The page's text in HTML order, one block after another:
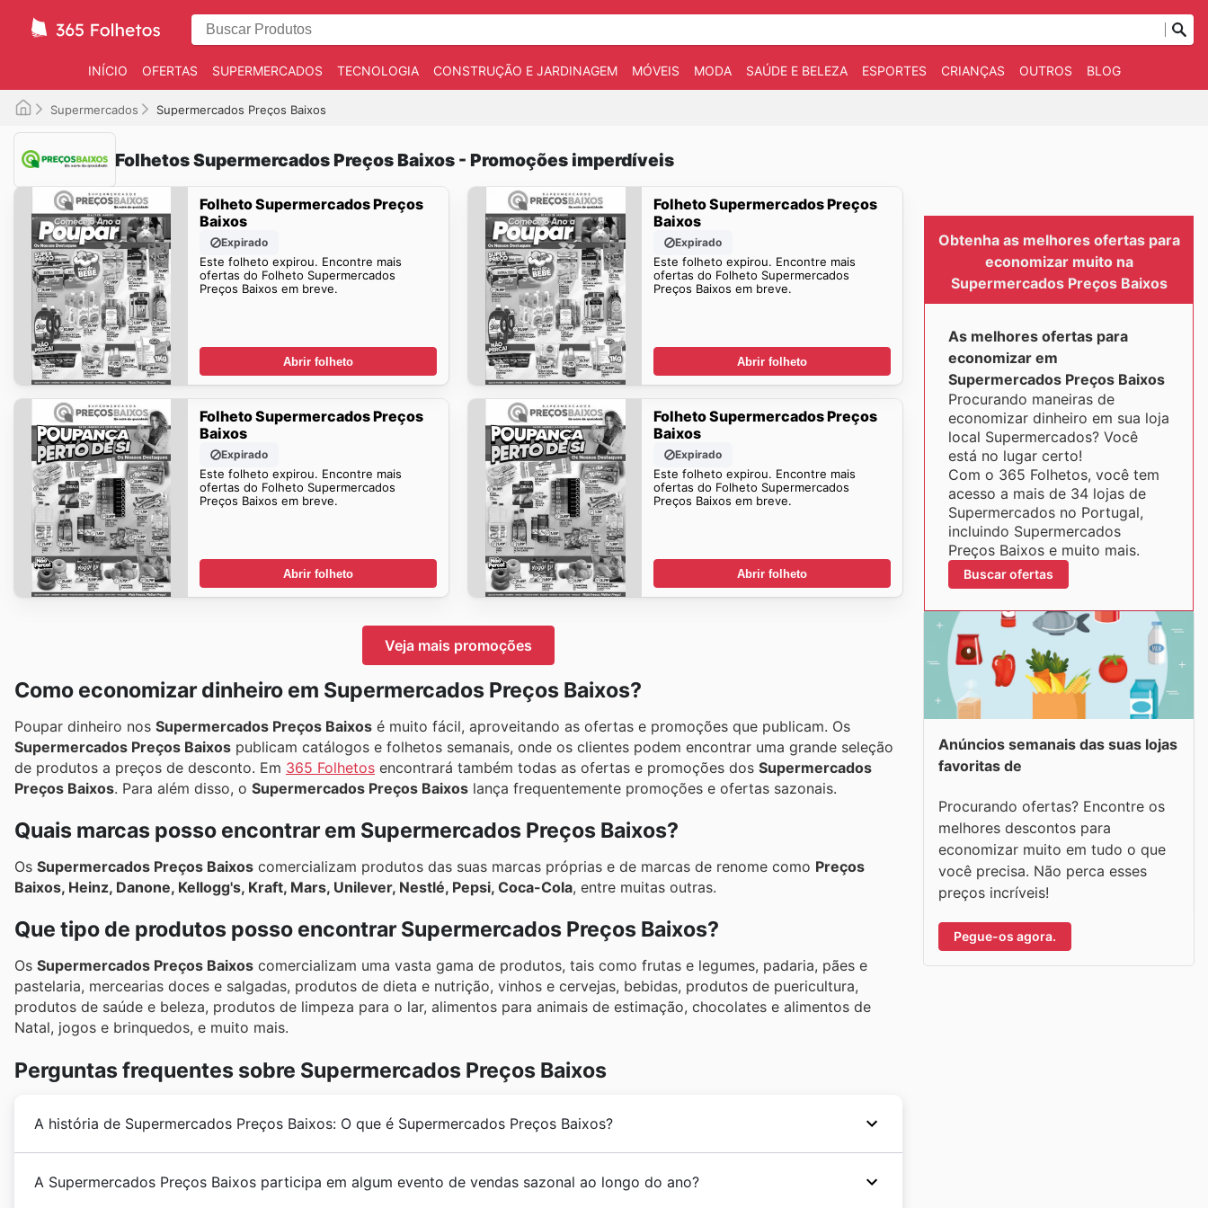
INÍCIO OFERTAS SUPERMERCADOS TECNOLOGIA CONSTRUÇÃO E JARDINAGEM MÓVEIS MODA SAÚDE E BELEZA ESPORTES CRIANÇAS OUTROS BLOG
Supermercados Supermercados Preços Baixos
Folhetos Supermercados Preços Baixos - Promoções imperdíveis
Folheto Supermercados Preços
Baixos
Expirado
Este folheto expirou. Encontre mais
ofertas do Folheto Supermercados
Preços Baixos em breve.
Abrir folheto
Folheto Supermercados Preços
Baixos
Expirado
Este folheto expirou. Encontre mais
ofertas do Folheto Supermercados
Preços Baixos em breve.
Abrir folheto
Folheto Supermercados Preços
Baixos
Expirado
Este folheto expirou. Encontre mais
ofertas do Folheto Supermercados
Preços Baixos em breve.
Abrir folheto
Folheto Supermercados Preços
Baixos
Expirado
Este folheto expirou. Encontre mais
ofertas do Folheto Supermercados
Preços Baixos em breve.
Abrir folheto
Veja mais promoções
Como economizar dinheiro em Supermercados Preços Baixos?
Poupar dinheiro nos Supermercados Preços Baixos é muito fácil, aproveitando as ofertas e promoções que publicam. Os
Supermercados Preços Baixos publicam catálogos e folhetos semanais, onde os clientes podem encontrar uma grande seleção
de produtos a preços de desconto. Em 365 Folhetos encontrará também todas as ofertas e promoções dos Supermercados
Preços Baixos. Para além disso, o Supermercados Preços Baixos lança frequentemente promoções e ofertas sazonais.
Quais marcas posso encontrar em Supermercados Preços Baixos?
Os Supermercados Preços Baixos comercializam produtos das suas marcas próprias e de marcas de renome como Preços
Baixos, Heinz, Danone, Kellogg's, Kraft, Mars, Unilever, Nestlé, Pepsi, Coca-Cola, entre muitas outras.
Que tipo de produtos posso encontrar Supermercados Preços Baixos?
Os Supermercados Preços Baixos comercializam uma vasta gama de produtos, tais como frutas e legumes, padaria, pães e
pastelaria, mercearias doces e salgadas, produtos de dieta e nutrição, vinhos e cervejas, bebidas, produtos de puericultura,
produtos de saúde e beleza, produtos de limpeza para o lar, alimentos para animais de estimação, chocolates e alimentos de
Natal, jogos e brinquedos, e muito mais.
Perguntas frequentes sobre Supermercados Preços Baixos
A história de Supermercados Preços Baixos: O que é Supermercados Preços Baixos?
Baixostêm como objetivo fornecer aos seus clientes produtos de mercearia e de grande consumo, frescos e de elevada
A Supermercados Preços Baixos participa em algum evento de vendas sazonal ao longo do ano?
Obtenha as melhores ofertas para
economizar muito na
Supermercados Preços Baixos
As melhores ofertas para
economizar em
Supermercados Preços Baixos
Procurando maneiras de
economizar dinheiro em sua loja
local Supermercados? Você
está no lugar certo!
Com o 365 Folhetos, você tem
acesso a mais de 34 lojas de
Supermercados no Portugal,
incluindo Supermercados
Preços Baixos e muito mais.
Buscar ofertas
Anúncios semanais das suas lojas
favoritas de
Procurando ofertas? Encontre os
melhores descontos para
economizar muito em tudo o que
você precisa. Não perca esses
preços incríveis!
Pegue-os agora.